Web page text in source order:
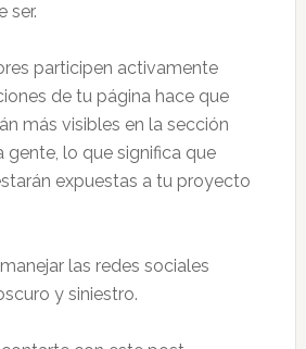
ser.
participen activamente
de tu página hace que
más visibles en la sección
gente, lo que significa que
expuestas a tu proyecto
las redes sociales
y siniestro.